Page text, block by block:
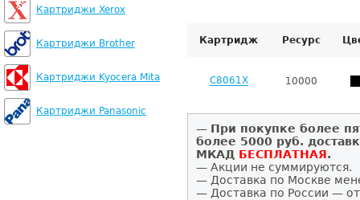
Картриджи Xerox
Картриджи Brother
Картриджи Kyocera Mita
Картриджи Panasonic
Картридж Ресурс
C8061X 10000
— При покупке более
более 5000 руб.
МКАД БЕСПЛАТНАЯ.
— Акции не суммируются.
— Доставка по Москве
— Доставка по России —